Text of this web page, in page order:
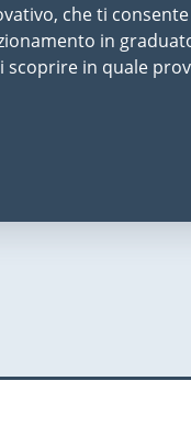
che ti
in
scoprire in quale